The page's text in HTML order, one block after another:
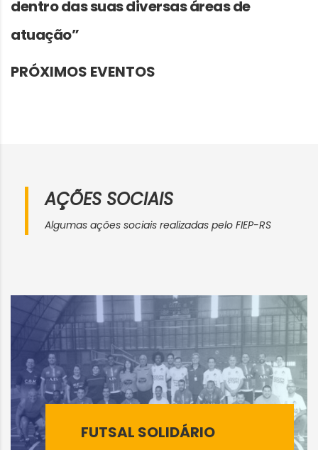
dentro das suas diversas áreas de
atuação”
PRÓXIMOS EVENTOS
AÇÕES SOCIAIS
Algumas ações sociais realizadas pelo FIEP-RS
FUTSAL SOLIDÁRIO